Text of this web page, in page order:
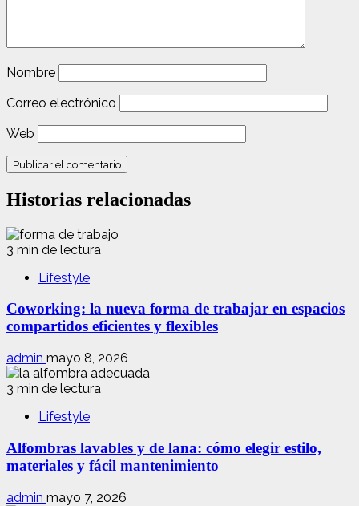
Nombre
Correo electrónico
Web
Historias relacionadas
3 min de lectura
Lifestyle
Coworking: la nueva forma de trabajar en espacios
compartidos eficientes y flexibles
admin mayo 8, 2026
3 min de lectura
Lifestyle
Alfombras lavables y de lana: cómo elegir estilo,
materiales y fácil mantenimiento
admin mayo 7, 2026